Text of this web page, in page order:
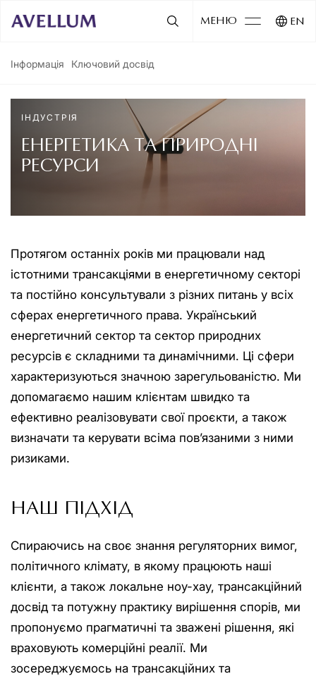
МЕНЮ EN
Інформація Ключовий досвід
ІНДУСТРІЯ
ЕНЕРГЕТИКА ТА ПРИРОДНІ
РЕСУРСИ
Протягом останніх років ми працювали над
істотними трансакціями в енергетичному секторі
та постійно консультували з різних питань у всіх
сферах енергетичного права. Український
енергетичний сектор та сектор природних
ресурсів є складними та динамічними. Ці сфери
характеризуються значною зарегульованістю. Ми
допомагаємо нашим клієнтам швидко та
ефективно реалізовувати свої проєкти, а також
визначати та керувати всіма пов’язаними з ними
ризиками.
НАШ ПІДХІД
Спираючись на своє знання регуляторних вимог,
політичного клімату, в якому працюють наші
клієнти, а також локальне ноу-хау, трансакційний
досвід та потужну практику вирішення спорів, ми
пропонуємо прагматичні та зважені рішення, які
враховують комерційні реалії. Ми
зосереджуємось на трансакційних та